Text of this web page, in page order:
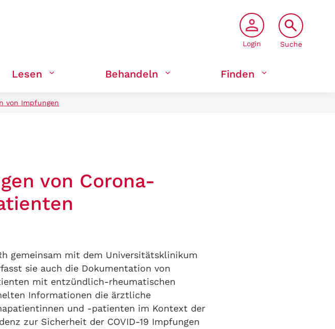
Suche
Login
Lesen Behandeln Finden
von Impfungen
von Corona-
gemeinsam mit dem Universitätsklinikum
sie auch die Dokumentation von
mit entzündlich-rheumatischen
Informationen die ärztliche
und -patienten im Kontext der
zur Sicherheit der COVID-19 Impfungen